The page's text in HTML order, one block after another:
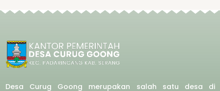
Desa Curug Goong merupakan salah satu desa di